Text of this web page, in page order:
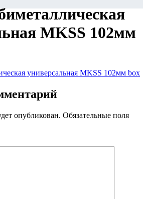
MKSS 102мм
опубликован. Обязательные поля